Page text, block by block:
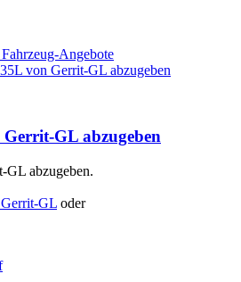
Angebote
von Gerrit-GL abzugeben
GL abzugeben
abzugeben.
GL oder